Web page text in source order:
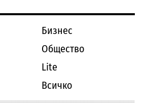
Бизнес
Общество
Lite
Всичко